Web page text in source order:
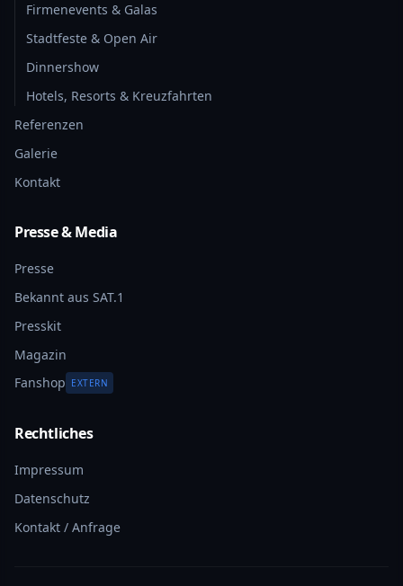
Firmenevents & Galas
Stadtfeste & Open Air
Dinnershow
Hotels, Resorts & Kreuzfahrten
Referenzen
Galerie
Kontakt
Presse & Media
Presse
Bekannt aus SAT.1
Presskit
Magazin
Fanshop EXTERN
Rechtliches
Impressum
Datenschutz
Kontakt / Anfrage